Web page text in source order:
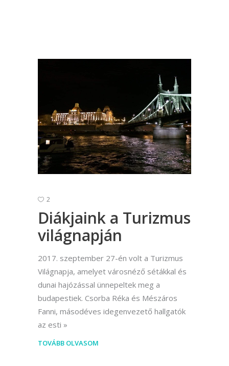
2
Diákjaink a Turizmus
világnapján
2017. szeptember 27-én volt a Turizmus
Világnapja, amelyet városnéző sétákkal és
dunai hajózással ünnepeltek meg a
budapestiek. Csorba Réka és Mészáros
Fanni, másodéves idegenvezető hallgatók
az esti
TOVÁBB OLVASOM